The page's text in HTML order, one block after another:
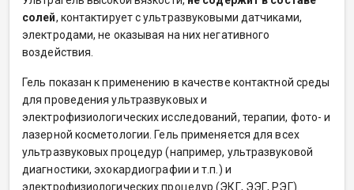
солей, контактирует с ультразвуковыми датчиками,
электродами, не оказывая на них негативного
воздействия.
Гель показан к применению в качестве контактной среды
для проведения ультразвуковых и
электрофизиологических исследований, терапии, фото- и
лазерной косметологии. Гель применяется для всех
ультразвуковых процедур (например, ультразвуковой
диагностики, эхокардиографии и т.п.) и
электрофизиологических процедур (ЭКГ, ЭЭГ, РЭГ).